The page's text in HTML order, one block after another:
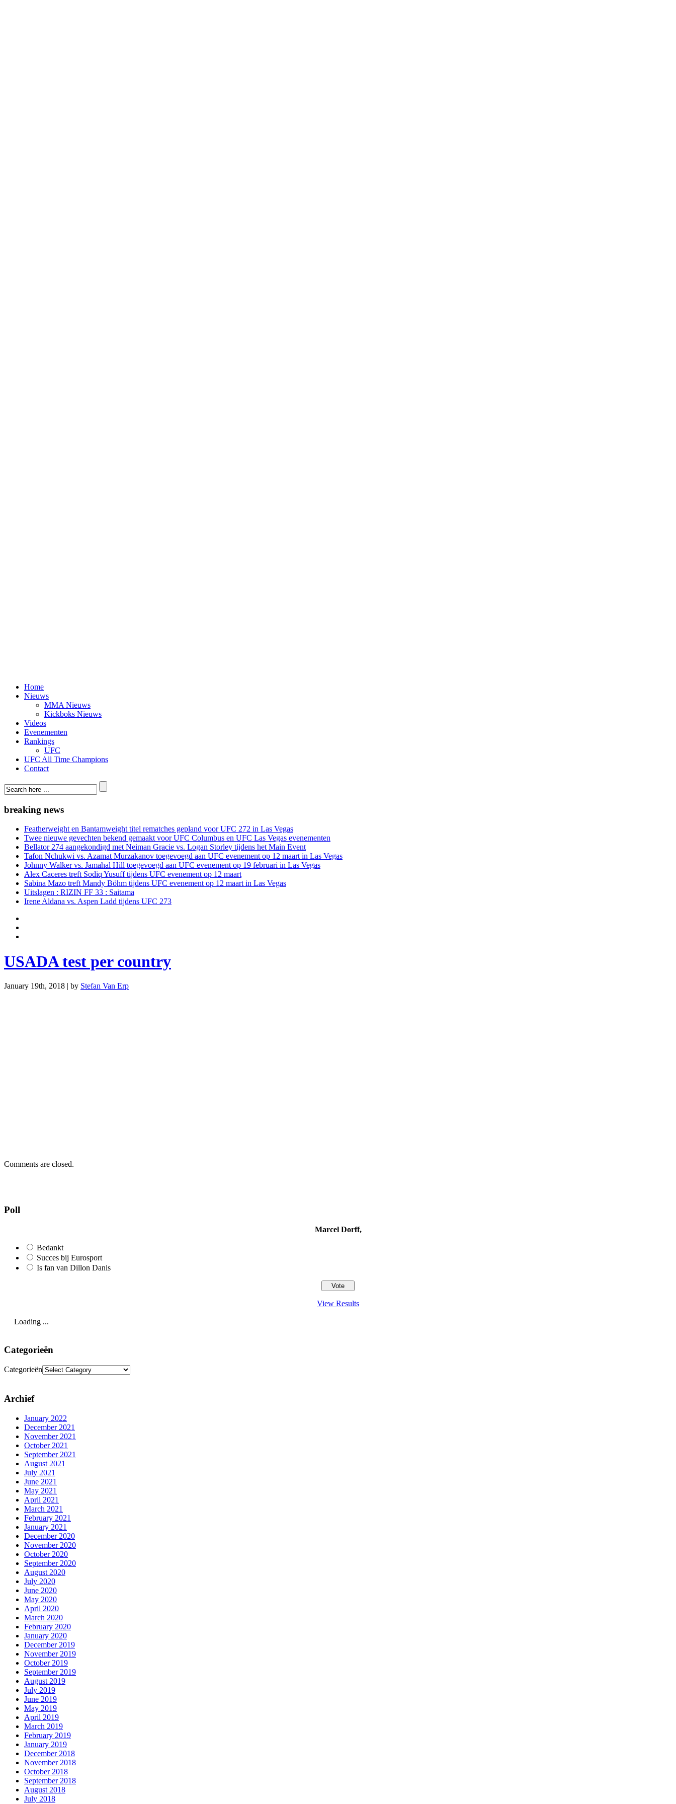
Home
Nieuws
MMA Nieuws
Kickboks Nieuws
Videos
Evenementen
Rankings
UFC
UFC All Time Champions
Contact
breaking news
Featherweight en Bantamweight titel rematches gepland voor UFC 272 in Las Vegas
Twee nieuwe gevechten bekend gemaakt voor UFC Columbus en UFC Las Vegas evenementen
Bellator 274 aangekondigd met Neiman Gracie vs. Logan Storley tijdens het Main Event
Tafon Nchukwi vs. Azamat Murzakanov toegevoegd aan UFC evenement op 12 maart in Las Vegas
Johnny Walker vs. Jamahal Hill toegevoegd aan UFC evenement op 19 februari in Las Vegas
Alex Caceres treft Sodiq Yusuff tijdens UFC evenement op 12 maart
Sabina Mazo treft Mandy Böhm tijdens UFC evenement op 12 maart in Las Vegas
Uitslagen : RIZIN FF 33 : Saitama
Irene Aldana vs. Aspen Ladd tijdens UFC 273
USADA test per country
January 19th, 2018 | by Stefan Van Erp
Comments are closed.
Poll
Marcel Dorff,
Bedankt
Succes bij Eurosport
Is fan van Dillon Danis
View Results
Loading ...
Categorieën
Categorieën
Archief
January 2022
December 2021
November 2021
October 2021
September 2021
August 2021
July 2021
June 2021
May 2021
April 2021
March 2021
February 2021
January 2021
December 2020
November 2020
October 2020
September 2020
August 2020
July 2020
June 2020
May 2020
April 2020
March 2020
February 2020
January 2020
December 2019
November 2019
October 2019
September 2019
August 2019
July 2019
June 2019
May 2019
April 2019
March 2019
February 2019
January 2019
December 2018
November 2018
October 2018
September 2018
August 2018
July 2018